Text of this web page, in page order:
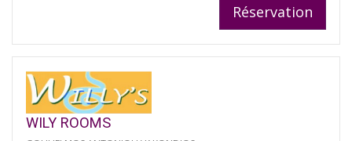
Réservation
WILY ROOMS